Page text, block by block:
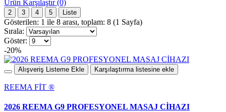
Ürün Karşılaştır (0)
2 3 4 5 Liste
Gösterilen: 1 ile 8 arası, toplam: 8 (1 Sayfa)
Sırala:
Göster:
-20%
Alışveriş Listeme Ekle Karşılaştırma listesine ekle
REEMA FİT ®️
2026 REEMA G9 PROFESYONEL MASAJ CİHAZI